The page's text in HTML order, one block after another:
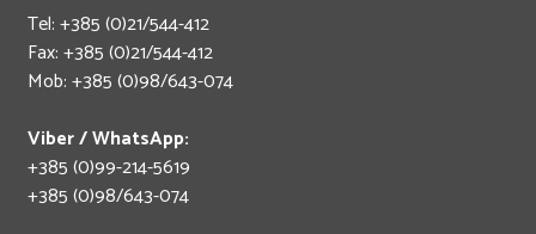
Tel: +385 (0)21/544-412
Fax: +385 (0)21/544-412
Mob: +385 (0)98/643-074
Viber / WhatsApp:
+385 (0)99-214-5619
+385 (0)98/643-074